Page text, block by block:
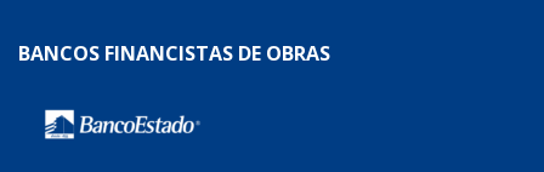
BANCOS FINANCISTAS DE OBRAS